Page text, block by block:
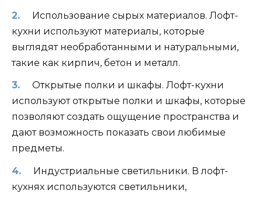
Использование сырых материалов. Лофт-
кухни используют материалы, которые
выглядят необработанными и натуральными,
такие как кирпич, бетон и металл.
Открытые полки и шкафы. Лофт-кухни
используют открытые полки и шкафы, которые
позволяют создать ощущение пространства и
дают возможность показать свои любимые
предметы.
Индустриальные светильники. В лофт-
кухнях используются светильники,